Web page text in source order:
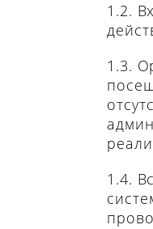
1.2.
1.3.
1.4.